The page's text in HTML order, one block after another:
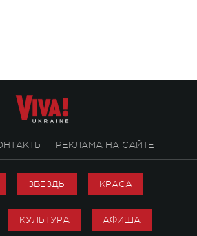
РЕКЛАМА НА САЙТЕ
ЗВЕЗДЫ КРАСА
КУЛЬТУРА АФИША